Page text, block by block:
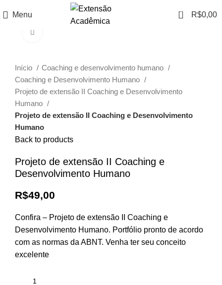
Menu 0 R$0,00
Início
Coaching e desenvolvimento humano
Coaching e Desenvolvimento Humano
Projeto de extensão II Coaching e Desenvolvimento
Humano
Projeto de extensão II Coaching e Desenvolvimento
Humano
Back to products
Projeto de extensão II Coaching e
Desenvolvimento Humano
R$49,00
Confira – Projeto de extensão II Coaching e
Desenvolvimento Humano. Portfólio pronto de acordo
com as normas da ABNT. Venha ter seu conceito
excelente